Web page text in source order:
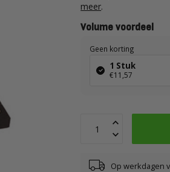
meer.
Volume voordeel
Geen korting
1 Stuk
€11,57
Op werkdagen